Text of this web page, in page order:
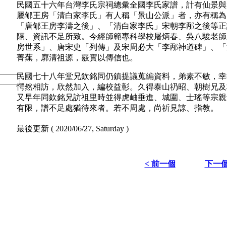
民國五十六年台灣李氏宗祠總彙全國李氏家譜，計有仙景
屬郇王房「清白家李氏」有人稱「景山公派」者，亦有稱
「唐郇王房李濤之後」、「清白家李氏」宋朝李邴之後等
隔、資訊不足所致。今經師範專科學校屠炳春、吳八駿老
房世系」、唐宋史「列傳」及宋周必大「李邴神道碑」、
菁蕪，廓清祖源，覈實以傳信也。
民國七十八年堂兄欽銘同仍鎮提議蒐編資料，弟素不敏，
愕然相訪，欣然加入，編校益彰。久得泰山礽昭、朝樹兄
又早年同欽銘兄訪祖里時並得虎岫垂進、城圍、士瑤等宗
有限，譜不足處猶待來者。若不周處，尚祈見諒、指教。
最後更新 ( 2020/06/27, Saturday )
< 前一個 下一